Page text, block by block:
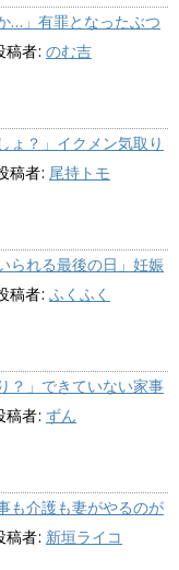
…」有罪となったぶつ
稿者: のむ吉
ょ？」イクメン気取り
稿者: 尾持トモ
られる最後の日」妊娠
稿者: ふくふく
？」できていない家事
稿者: ずん
も介護も妻がやるのが
稿者: 新垣ライコ